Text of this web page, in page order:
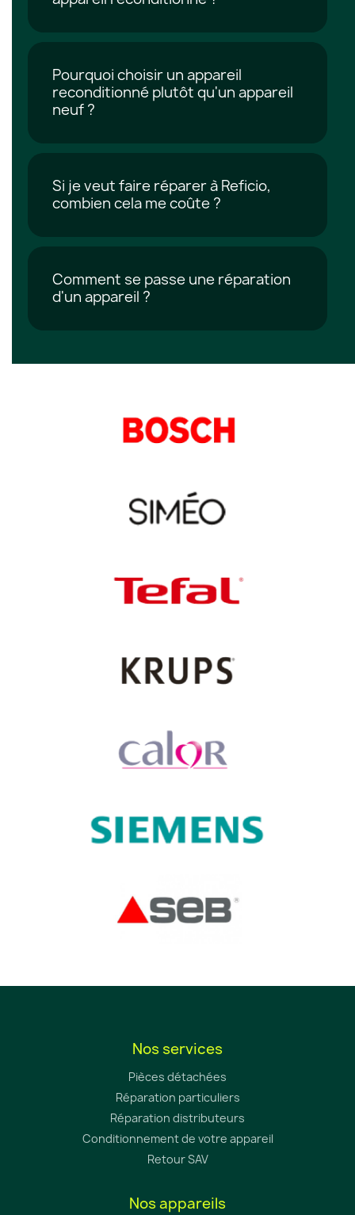
Pourquoi choisir un appareil
reconditionné plutôt qu'un appareil
neuf ?
Si je veut faire réparer à Reficio,
combien cela me coûte ?
Comment se passe une réparation
d'un appareil ?
Nos services
Pièces détachées
Réparation particuliers
Réparation distributeurs
Conditionnement de votre appareil
Retour SAV
Nos appareils